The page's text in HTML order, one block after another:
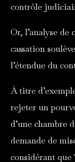
contrôle
Or, l’analyse de
cassation
l’étendue du
À titre
rejeter un
d’une chambre
demande de
considérant que